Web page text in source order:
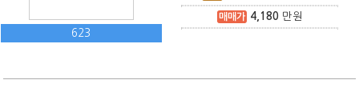
623
매매가 4,180만원